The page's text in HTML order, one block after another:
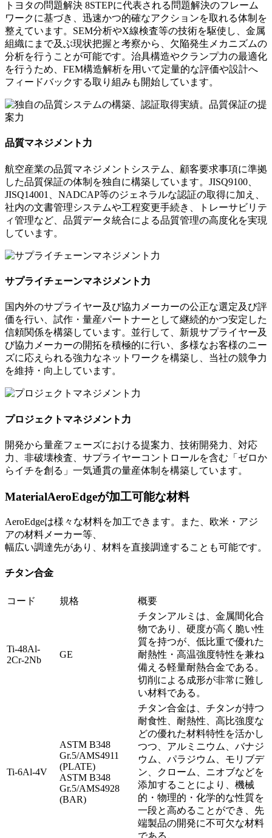
トヨタの問題解決 8STEPに代表される問題解決のフレーム
ワークに基づき、迅速かつ的確なアクションを取れる体制を
整えています。SEM分析やX線検査等の技術を駆使し、金属
組織にまで及ぶ現状把握と考察から、欠陥発生メカニズムの
分析を行うことが可能です。治具構造やクランプ力の最適化
を行うため、FEM構造解析を用いて定量的な評価や設計へ
フィードバックする取り組みも開始しています。
品質マネジメント力
航空産業の品質マネジメントシステム、顧客要求事項に準拠
した品質保証の体制を独自に構築しています。JISQ9100、
JISQ14001、NADCAP等のジェネラルな認証の取得に加え、
社内の文書管理システムや工程変更手続き、トレーサビリテ
ィ管理など、品質データ統合による品質管理の高度化を実現
しています。
サプライチェーンマネジメント力
国内外のサプライヤー及び協力メーカーの公正な選定及び評
価を行い、試作・量産パートナーとして継続的かつ安定した
信頼関係を構築しています。並行して、新規サプライヤー及
び協力メーカーの開拓を積極的に行い、多様なお客様のニー
ズに応えられる強力なネットワークを構築し、当社の競争力
を維持・向上しています。
プロジェクトマネジメント力
開発から量産フェーズにおける提案力、技術開発力、対応
力、非破壊検査、サプライヤーコントロールを含む「ゼロか
らイチを創る」一気通貫の量産体制を構築しています。
MaterialAeroEdgeが加工可能な材料
AeroEdgeは様々な材料を加工できます。また、欧米・アジ
アの材料メーカー等、
幅広い調達先があり、材料を直接調達することも可能です。
チタン合金
コード 規格 概要
Ti-48Al-
2Cr-2Nb
GE
チタンアルミは、金属間化合
物であり、硬度が高く脆い性
質を持つが、低比重で優れた
耐熱性・高温強度特性を兼ね
備える軽量耐熱合金である。
切削による成形が非常に難し
い材料である。
Ti-6Al-4V
ASTM B348
Gr.5/AMS4911
(PLATE)
ASTM B348
Gr.5/AMS4928
(BAR)
チタン合金は、チタンが持つ
耐食性、耐熱性、高比強度な
どの優れた材料特性を活かし
つつ、アルミニウム、バナジ
ウム、パラジウム、モリブデ
ン、クローム、ニオブなどを
添加することにより、機械
的・物理的・化学的な性質を
一段と高めることができ、先
端製品の開発に不可欠な材料
である。